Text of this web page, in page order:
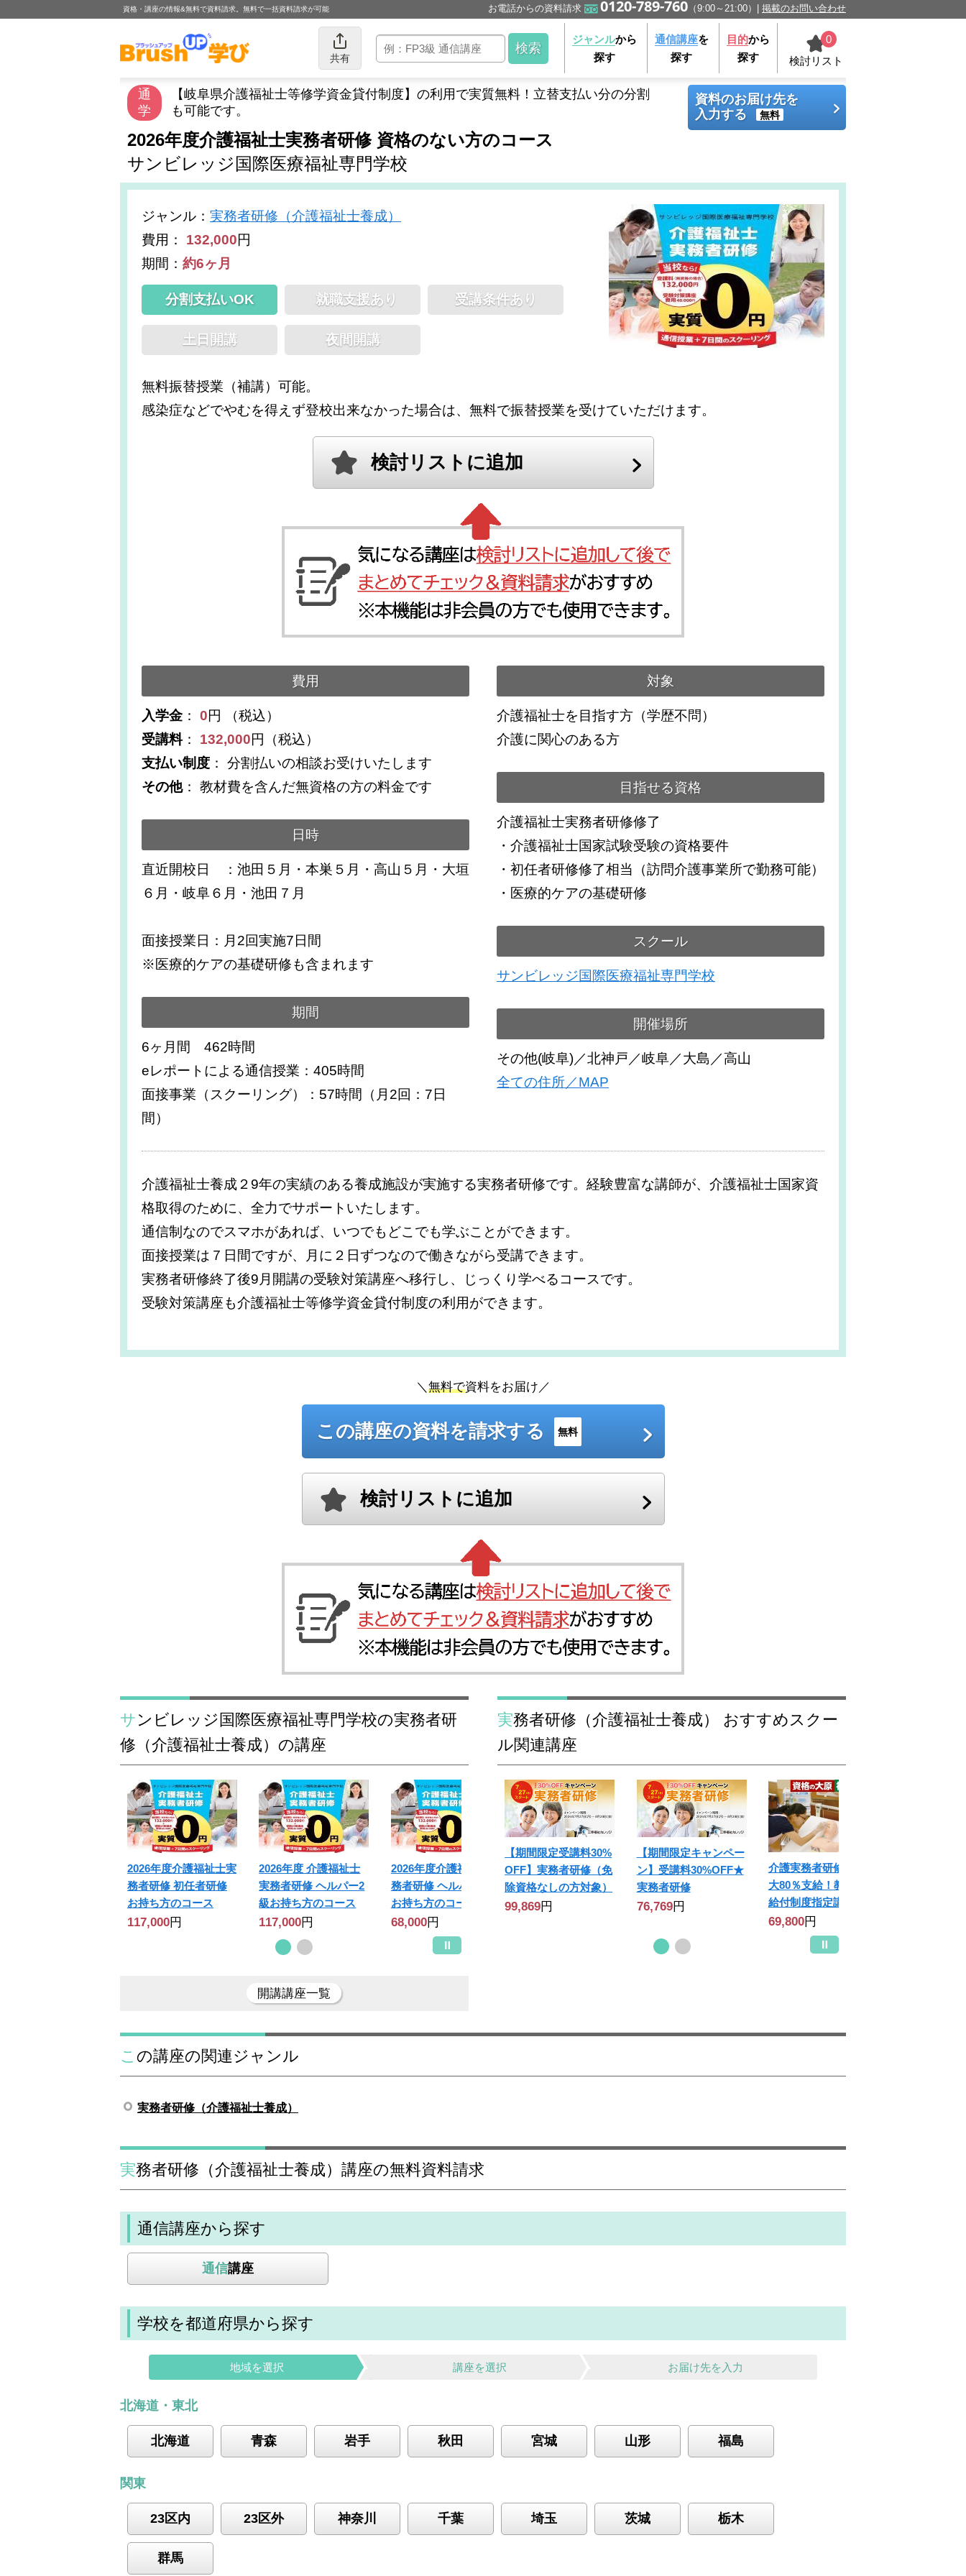
資格・講座の情報&無料で資料請求。無料で一括資料請求が可能 お電話からの資料請求 0120-789-760 （9:00～21:00） 掲載のお問い合わせ
共有
ジャンルから
探す
通信講座を
探す
目的から
探す
0
検討リスト
通
学
【岐阜県介護福祉士等修学資金貸付制度】の利用で実質無料！立替支払い分の分割
も可能です。
2026年度介護福祉士実務者研修 資格のない方のコース
サンビレッジ国際医療福祉専門学校
資料のお届け先を
入力する
無料
ジャンル ： 実務者研修（介護福祉士養成）
費用： 132,000円
期間： 約6ヶ月
分割支払いOK 就職支援あり 受講条件あり
土日開講 夜間開講
無料振替授業（補講）可能。
感染症などでやむを得えず登校出来なかった場合は、無料で振替授業を受けていただけます。
検討リストに追加
費用
入学金 ： 0円 （税込）
受講料： 132,000円（税込）
支払い制度 ： 分割払いの相談お受けいたします
その他： 教材費を含んだ無資格の方の料金です
日時
直近開校日 ：池田５月・本巣５月・高山５月・大垣
６月・岐阜６月・池田７月
面接授業日：月2回実施7日間
※医療的ケアの基礎研修も含まれます
期間
6ヶ月間 462時間
eレポートによる通信授業：405時間
面接事業（スクーリング）：57時間（月2回：7日
間）
対象
介護福祉士を目指す方（学歴不問）
介護に関心のある方
目指せる資格
介護福祉士実務者研修修了
・介護福祉士国家試験受験の資格要件
・初任者研修修了相当（訪問介護事業所で勤務可能）
・医療的ケアの基礎研修
スクール
サンビレッジ国際医療福祉専門学校
開催場所
その他(岐阜)／北神戸／岐阜／大島／高山
全ての住所／MAP
介護福祉士養成２9年の実績のある養成施設が実施する実務者研修です。経験豊富な講師が、介護福祉士国家資
格取得のために、全力でサポートいたします。
通信制なのでスマホがあれば、いつでもどこでも学ぶことができます。
面接授業は７日間ですが、月に２日ずつなので働きながら受講できます。
実務者研修終了後9月開講の受験対策講座へ移行し、じっくり学べるコースです。
受験対策講座も介護福祉士等修学資金貸付制度の利用ができます。
＼ 無料で資料をお届け／
この講座の資料を請求する 無料
検討リストに追加
サンビレッジ国際医療福祉専門学校の実務者研
修（介護福祉士養成）の講座
2026年度介護福祉士実
務者研修 初任者研修
お持ち方のコース
117,000円
2026年度 介護福祉士
実務者研修 ヘルパー2
級お持ち方のコース
117,000円
2026年度介護福祉士実
務者研修 ヘルパー1級
お持ち方のコース
68,000円
開講講座一覧
実務者研修（介護福祉士養成） おすすめスクー
ル関連講座
【期間限定受講料30%
OFF】実務者研修（免
除資格なしの方対象）
99,869円
【期間限定キャンペー
ン】受講料30%OFF★
実務者研修
76,769円
介護実務者研修 ★最
大80％支給！教育訓練
給付制度指定講座
69,800円
この講座の関連ジャンル
実務者研修（介護福祉士養成）
実務者研修（介護福祉士養成）講座の無料資料請求
通信講座から探す
通信講座
学校を都道府県から探す
地域を選択 講座を選択 お届け先を入力
北海道・東北
北海道 青森 岩手 秋田 宮城 山形 福島
関東
23区内 23区外 神奈川 千葉 埼玉 茨城 栃木
群馬